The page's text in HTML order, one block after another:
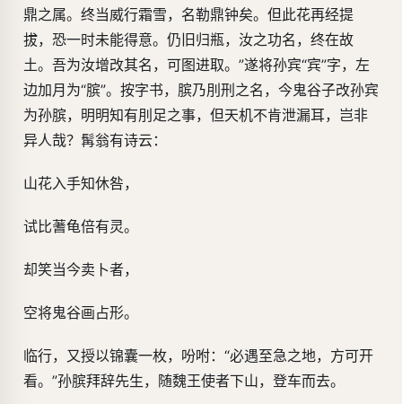
鼎之属。终当威行霜雪，名勒鼎钟矣。但此花再经提
拔，恐一时未能得意。仍旧归瓶，汝之功名，终在故
土。吾为汝增改其名，可图进取。”遂将孙宾“宾”字，左
边加月为“膑”。按字书，膑乃刖刑之名，今鬼谷子改孙宾
为孙膑，明明知有刖足之事，但天机不肯泄漏耳，岂非
异人哉？髯翁有诗云：
山花入手知休咎，
试比蓍龟倍有灵。
却笑当今卖卜者，
空将鬼谷画占形。
临行，又授以锦囊一枚，吩咐：“必遇至急之地，方可开
看。”孙膑拜辞先生，随魏王使者下山，登车而去。